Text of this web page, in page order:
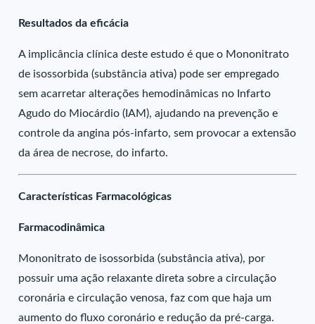
Resultados da eficácia
A implicância clínica deste estudo é que o Mononitrato
de isossorbida (substância ativa) pode ser empregado
sem acarretar alterações hemodinâmicas no Infarto
Agudo do Miocárdio (IAM), ajudando na prevenção e
controle da angina pós-infarto, sem provocar a extensão
da área de necrose, do infarto.
Características Farmacológicas
Farmacodinâmica
Mononitrato de isossorbida (substância ativa), por
possuir uma ação relaxante direta sobre a circulação
coronária e circulação venosa, faz com que haja um
aumento do fluxo coronário e redução da pré-carga.